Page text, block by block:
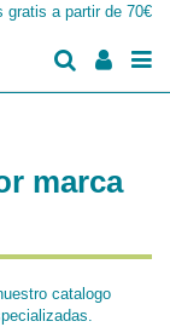
gratis a partir de 70€
marca
catalogo